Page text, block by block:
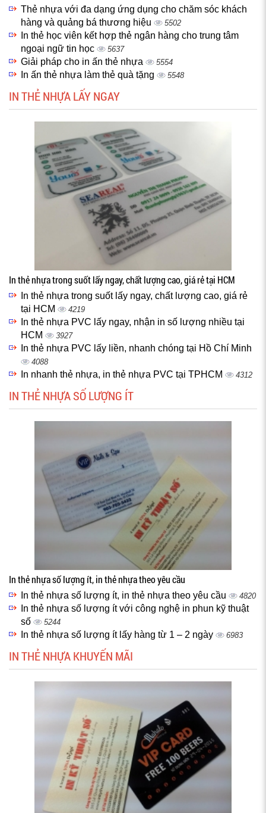
Thẻ nhựa với đa dạng ứng dụng cho chăm sóc khách
hàng và quảng bá thương hiệu
5502
In thẻ học viên kết hợp thẻ ngân hàng cho trung tâm
ngoại ngữ tin học
5637
Giải pháp cho in ấn thẻ nhựa 5554
In ấn thẻ nhựa làm thẻ quà tặng 5548
IN THẺ NHỰA LẤY NGAY
In thẻ nhựa trong suốt lấy ngay, chất lượng cao, giá rẻ tại HCM
In thẻ nhựa trong suốt lấy ngay, chất lượng cao, giá rẻ
tại HCM
4219
In thẻ nhựa PVC lấy ngay, nhận in số lượng nhiều tại
HCM
3927
In thẻ nhựa PVC lấy liền, nhanh chóng tại Hồ Chí Minh
4088
In nhanh thẻ nhựa, in thẻ nhựa PVC tại TPHCM 4312
IN THẺ NHỰA SỐ LƯỢNG ÍT
In thẻ nhựa số lượng ít, in thẻ nhựa theo yêu cầu
In thẻ nhựa số lượng ít, in thẻ nhựa theo yêu cầu 4820
In thẻ nhựa số lượng ít với công nghệ in phun kỹ thuật
số
5244
In thẻ nhựa số lượng ít lấy hàng từ 1 – 2 ngày 6983
IN THẺ NHỰA KHUYẾN MÃI